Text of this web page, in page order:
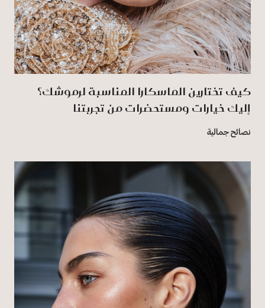
كيف تختارين الماسكارا المناسبة لرموشك؟
إليك خيارات ومستحضرات من تجربتنا
نصائح جمالية